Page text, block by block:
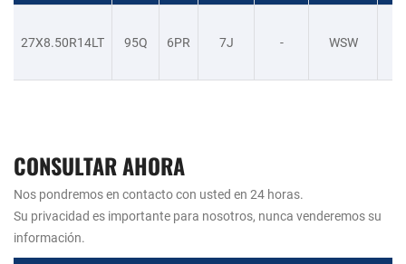
27X8.50R14LT 95Q 6PR 7J - WSW
CONSULTAR AHORA
Nos pondremos en contacto con usted en 24 horas.
Su privacidad es importante para nosotros, nunca venderemos su
información.